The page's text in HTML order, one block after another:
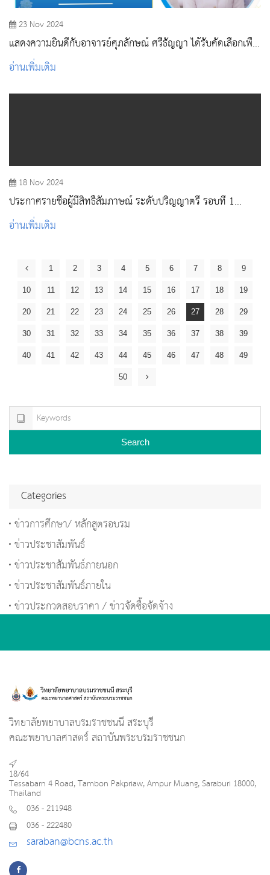
23 Nov 2024
แสดงความยินดีกับอาจารย์ศุภลักษณ์ ศรีธัญญา ได้รับคัดเลือกเพื่อ
นำเสนอผลงานวิชาการ
อ่านเพิ่มเติม
18 Nov 2024
ประกาศรายชื่อผู้มีสิทธิ์สัมภาษณ์ ระดับปริญญาตรี รอบที่ 1
Portfolio ปีการศึกษา 2568
อ่านเพิ่มเติม
1 2 3 4 5 6 7 8 9
10 11 12 13 14 15 16 17 18 19
20 21 22 23 24 25 26 27 28 29
30 31 32 33 34 35 36 37 38 39
40 41 42 43 44 45 46 47 48 49
50
Search
Categories
ข่าวการศึกษา/ หลักสูตรอบรม
ข่าวประชาสัมพันธ์
ข่าวประชาสัมพันธ์ภายนอก
ข่าวประชาสัมพันธ์ภายใน
ข่าวประกวดสอบราคา / ข่าวจัดซื้อจัดจ้าง
วิทยาลัยพยาบาลบรมราชชนนี สระบุรี
คณะพยาบาลศาสตร์ สถาบันพระบรมราชชนก
18/64
Tessabarn 4 Road, Tambon Pakpriaw, Ampur Muang, Saraburi 18000,
Thailand
036 - 211948
036 - 222480
saraban@bcns.ac.th